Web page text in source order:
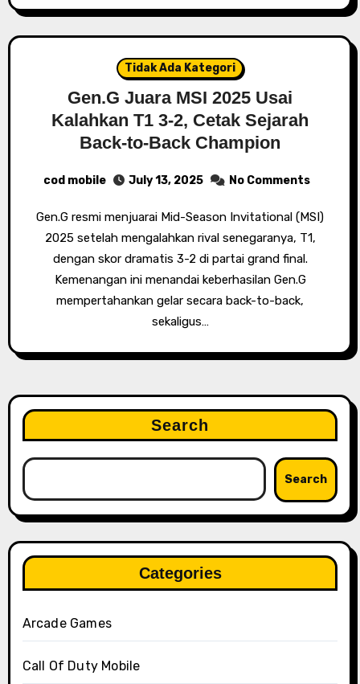
Tidak Ada Kategori
Gen.G Juara MSI 2025 Usai
Kalahkan T1 3-2, Cetak Sejarah
Back-to-Back Champion
cod mobile July 13, 2025 No Comments
Gen.G resmi menjuarai Mid-Season Invitational (MSI)
2025 setelah mengalahkan rival senegaranya, T1,
dengan skor dramatis 3-2 di partai grand final.
Kemenangan ini menandai keberhasilan Gen.G
mempertahankan gelar secara back-to-back,
sekaligus…
Search
Search
Categories
Arcade Games
Call Of Duty Mobile